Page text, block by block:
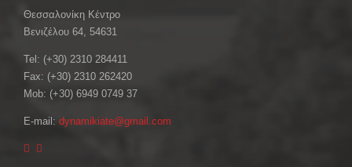
Θεσσαλονίκη Κέντρο
Βενιζέλου 64, 54631
Tel: (+30) 2310 284411
Fax: (+30) 2310 262420
Mob: (+30) 6949 0749 37
E-mail: dynamikiate@gmail.com